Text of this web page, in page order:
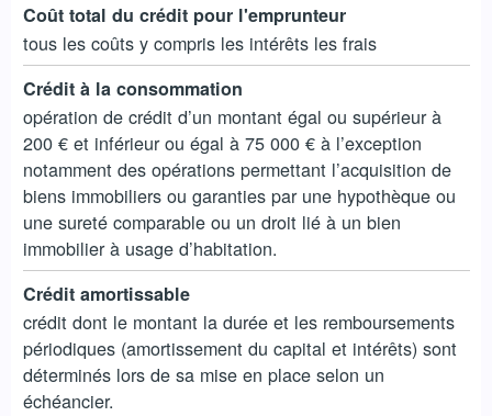
Coût total du crédit pour l'emprunteur
tous les coûts y compris les intérêts les frais
Crédit à la consommation
opération de crédit d’un montant égal ou supérieur à
200 € et inférieur ou égal à 75 000 € à l’exception
notamment des opérations permettant l’acquisition de
biens immobiliers ou garanties par une hypothèque ou
une sureté comparable ou un droit lié à un bien
immobilier à usage d’habitation.
Crédit amortissable
crédit dont le montant la durée et les remboursements
périodiques (amortissement du capital et intérêts) sont
déterminés lors de sa mise en place selon un
échéancier.